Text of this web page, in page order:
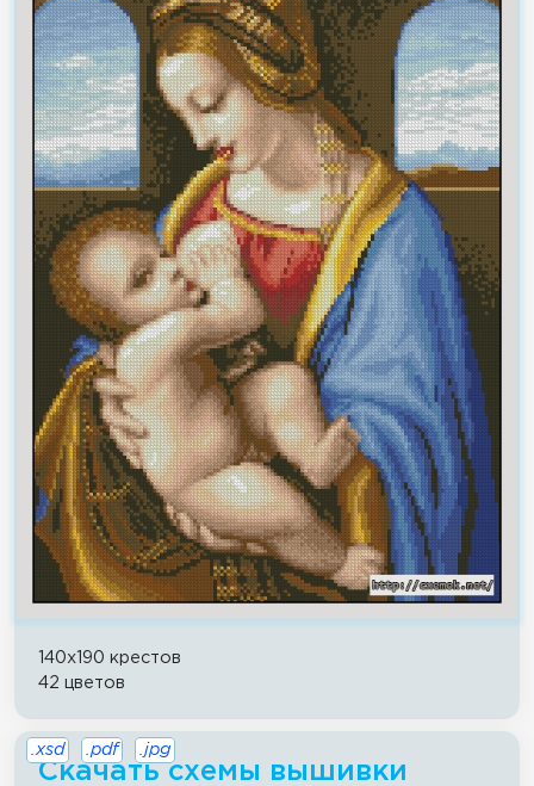
140x190 крестов
42 цветов
Скачать схемы вышивки
.xsd .pdf .jpg